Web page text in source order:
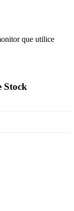
que utilice
Stock